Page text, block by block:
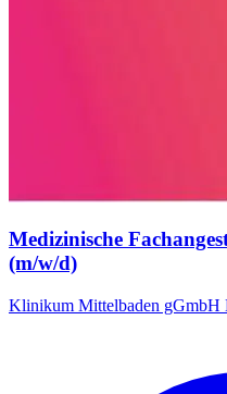
Medizinische
(m/w/d)
Klinikum Mittelbaden